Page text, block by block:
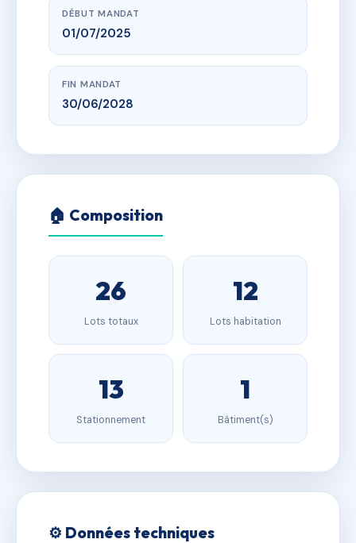
DÉBUT MANDAT
01/07/2025
FIN MANDAT
30/06/2028
🏠 Composition
26
Lots totaux
12
Lots habitation
13
Stationnement
1
Bâtiment(s)
⚙️ Données techniques